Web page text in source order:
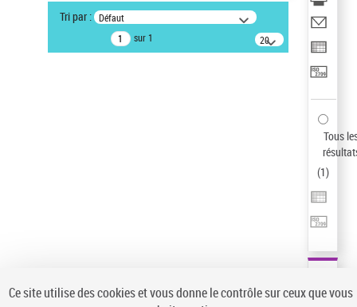
Auteur d’œuvre
Paco de Lucía (1947-2014)
Sauvegarder votre recherche
Tri par : Défaut
sur 1
20
résultats/page
Tous
(1)
Ce site utilise des cookies et vous donne le contrôle sur ceux que vous